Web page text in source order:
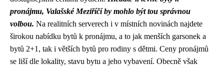
pronájmu, Valašské Meziříčí by mohlo být tou správnou
volbou. Na realitních serverech i v místních novinách najdete
širokou nabídku bytů k pronájmu, a to jak menších garsonek a
bytů 2+1, tak i větších bytů pro rodiny s dětmi. Ceny pronájmů
se liší dle lokality, stavu bytu a jeho vybavení. Obecně však